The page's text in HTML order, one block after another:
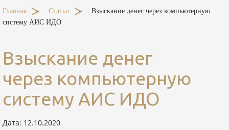
Главная - Статьи -
Взыскание денег через компьютерную
систему АИС ИДО
Взыскание денег
через компьютерную
систему АИС ИДО
Дата: 12.10.2020